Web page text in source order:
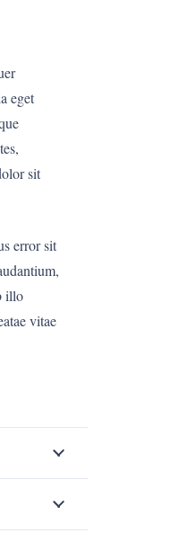
eget
sit
error sit
illo
vitae